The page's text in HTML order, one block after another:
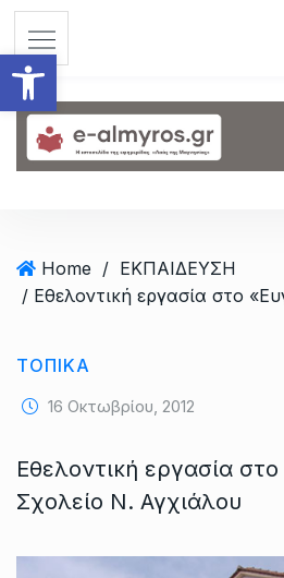
Ανοίξτε τη
Home / ΕΚΠΑΙΔΕΥΣΗ
ΤΟΠΙΚΆ
16 Οκτωβρίου, 2012
Εθελοντική εργασία
Σχολείο Ν. Αγχιάλου